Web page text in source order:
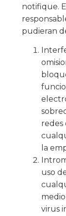
notifique.
pudieran
redes
la
uso
virus